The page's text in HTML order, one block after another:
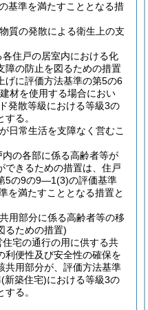
基準を満たすこととなる措
質の発散による衛生上の支
住戸の居室内における化
障の防止を図るための措置
げに評価方法基準の第5の6
材を使用する場合におい
発散等級における等級3の
る。
日常生活を支障なく営むこ
の各部に係る高齢者等が
できるための措置は、住戸
5の9の9―1(3)の評価基準
を満たすこととなる措置と
用部分に係る高齢者等の移
るための措置)
宅の通行の用に供する共
利便性及び安全性の確保を
共用部分が、評価方法基準
(新築住宅)における等級3の
る。